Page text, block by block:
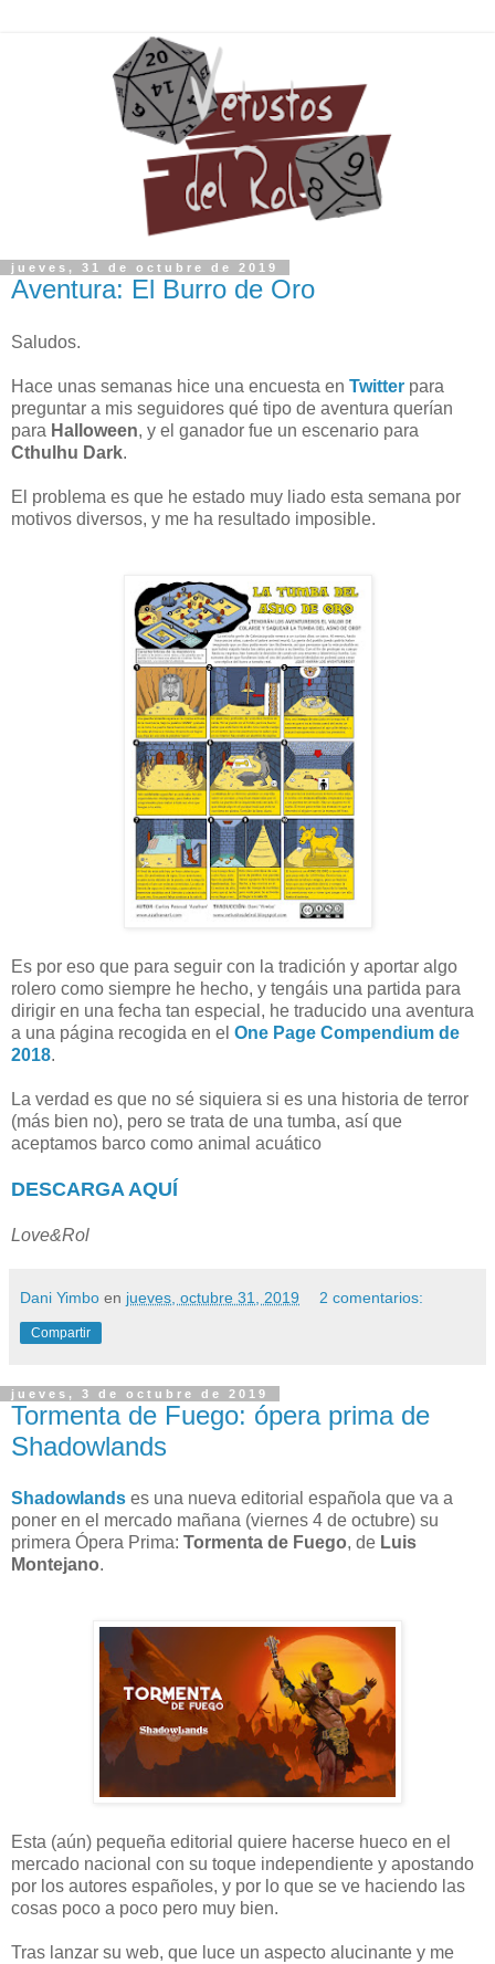
jueves, 31 de octubre de 2019
Aventura: El Burro de Oro
Saludos.
Hace unas semanas hice una encuesta en Twitter para
preguntar a mis seguidores qué tipo de aventura querían
para Halloween, y el ganador fue un escenario para
Cthulhu Dark.
El problema es que he estado muy liado esta semana por
motivos diversos, y me ha resultado imposible.
Es por eso que para seguir con la tradición y aportar algo
rolero como siempre he hecho, y tengáis una partida para
dirigir en una fecha tan especial, he traducido una aventura
a una página recogida en el One Page Compendium de
2018.
La verdad es que no sé siquiera si es una historia de terror
(más bien no), pero se trata de una tumba, así que
aceptamos barco como animal acuático
DESCARGA AQUÍ
Love&Rol
Dani Yimbo en jueves, octubre 31, 2019 2 comentarios:
Compartir
jueves, 3 de octubre de 2019
Tormenta de Fuego: ópera prima de
Shadowlands
Shadowlands es una nueva editorial española que va a
poner en el mercado mañana (viernes 4 de octubre) su
primera Ópera Prima: Tormenta de Fuego, de Luis
Montejano.
Esta (aún) pequeña editorial quiere hacerse hueco en el
mercado nacional con su toque independiente y apostando
por los autores españoles, y por lo que se ve haciendo las
cosas poco a poco pero muy bien.
Tras lanzar su web, que luce un aspecto alucinante y me